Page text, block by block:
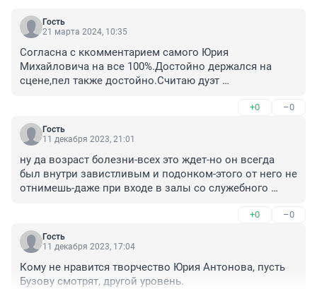
Гость
21 марта 2024, 10:35
Согласна с ккомментарием самого Юрия
Михайловича на все 100%.Достойно держался на
сцене,пел также достойно.Считаю дуэт
Михайлович.Дальнейших успехов вам обоим в
творчестве и съемках.
+0 –0
Гость
11 декабря 2023, 21:01
ну да возраст болезни-всех это ждет-но он всегда
был внутри завистливым и подонком-этого от него не
отнимешь-даже при входе в залы со служебного
+0 –0
Гость
11 декабря 2023, 17:04
Кому не нравится творчество Юрия Антонова, пусть
Бузову смотрят, другой уровень.